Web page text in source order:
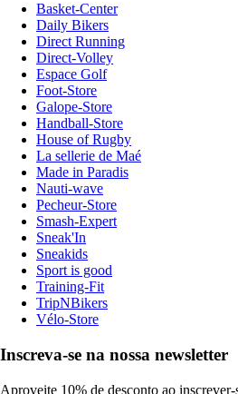
Basket-Center
Daily Bikers
Direct Running
Direct-Volley
Espace Golf
Foot-Store
Galope-Store
Handball-Store
House of Rugby
La sellerie de Maé
Made in Paradis
Nauti-wave
Pecheur-Store
Smash-Expert
Sneak'In
Sneakids
Sport is good
Training-Fit
TripNBikers
Vélo-Store
Inscreva-se na nossa newsletter
Aproveite 10% de desconto ao inscrever-